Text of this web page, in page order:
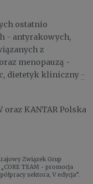
ostatnio
- antyrakowych,
z
menopauzą -
dietetyk kliniczny -
oraz KANTAR Polska
Związek Grup
TEAM - promocja
sektora, V edycja”.